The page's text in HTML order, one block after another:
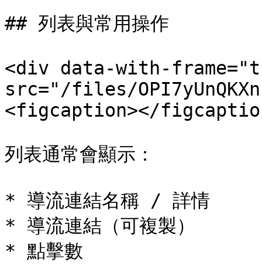
## 列表與常用操作
<div data-with-
src="/files/
<figcaption></
列表通常會顯示：
* 導流連結名稱 / 詳情
* 導流連結（可複製）
* 點擊數